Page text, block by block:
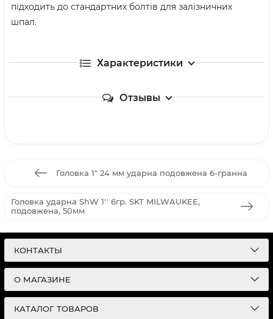
підходить до стандартних болтів для залізничних
шпал.
Характеристики
Отзывы
Головка 1" 24 мм ударна подовжена 6-гранна
Головка ударна ShW 1'' 6гр. SKT MILWAUKEE,
подовжена, 50мм
КОНТАКТЫ
О МАГАЗИНЕ
КАТАЛОГ ТОВАРОВ